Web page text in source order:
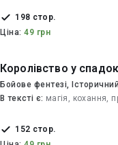
198 стор.
Ціна: 49 грн
Королівство у
Бойове фентезі,
В текcті є: магія, кохання,
152 стор.